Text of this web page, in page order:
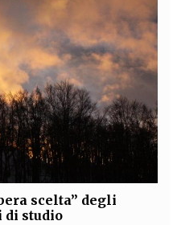
scelta” degli
di studio